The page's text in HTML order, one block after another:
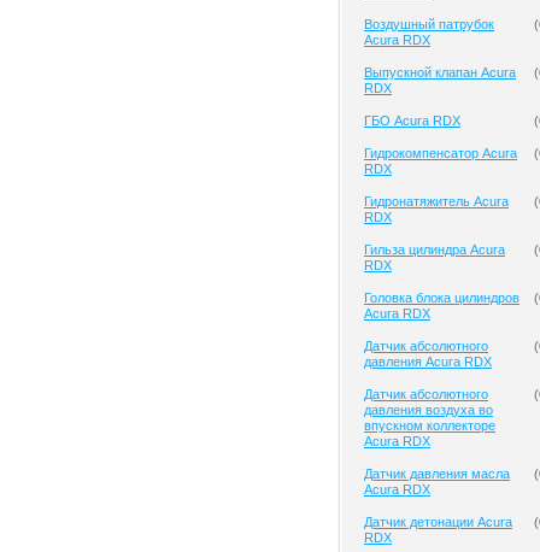
Воздушный патрубок
Acura RDX
(
Выпускной клапан Acura
RDX
(
ГБО Acura RDX (
Гидрокомпенсатор Acura
RDX
(
Гидронатяжитель Acura
RDX
(
Гильза цилиндра Acura
RDX
(
Головка блока цилиндров
Acura RDX
(
Датчик абсолютного
давления Acura RDX
(
Датчик абсолютного
давления воздуха во
впускном коллекторе
Acura RDX
(
Датчик давления масла
Acura RDX
(
Датчик детонации Acura
RDX
(